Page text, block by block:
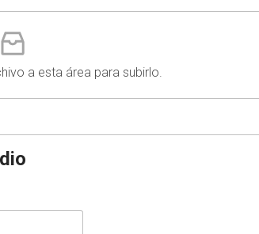
a esta área para subirlo.